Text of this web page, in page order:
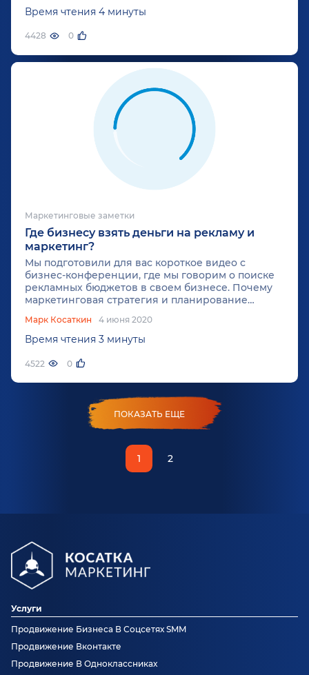
Время чтения 4 минуты
4428 0
Маркетинговые заметки
Где бизнесу взять деньги на рекламу и
маркетинг?
Мы подготовили для вас короткое видео с
бизнес-конференции, где мы говорим о поиске
рекламных бюджетов в своем бизнесе. Почему
маркетинговая стратегия и планирование
собой?
Марк Косаткин 4 июня 2020
Время чтения 3 минуты
4522 0
ПОКАЗАТЬ ЕЩЕ
1 2
Услуги
Продвижение Бизнеса В Соцсетях SMM
Продвижение Вконтакте
Продвижение В Одноклассниках